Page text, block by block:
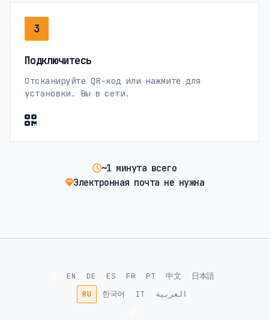
3
Подключитесь
Отсканируйте QR-код или нажмите для
установки. Вы в сети.
~1 минута всего
Электронная почта не нужна
EN DE ES FR PT 中文
日本語
RU
한국어 IT العربية